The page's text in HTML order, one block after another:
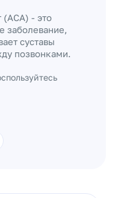
(АСА) - это
заболевание,
суставы
позвонками.